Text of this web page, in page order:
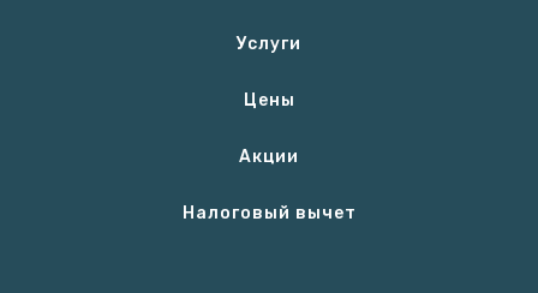
Услуги
Цены
Акции
Налоговый вычет